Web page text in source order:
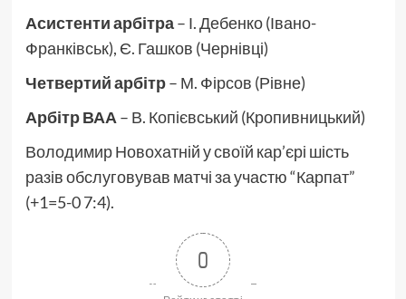
Асистенти арбітра– І. Дебенко (Івано-
Франківськ), Є. Гашков (Чернівці)
Четвертий арбітр– М. Фірсов (Рівне)
Арбітр ВАА– В. Копієвський (Кропивницький)
Володимир Новохатній у своїй кар’єрі шість
разів обслуговував матчі за участю “Карпат”
(+1=5-0 7:4).
0